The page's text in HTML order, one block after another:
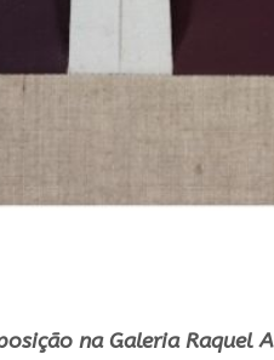
na Galeria Raquel